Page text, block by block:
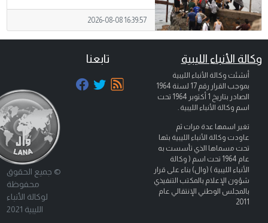
2026-08-08 16:39:57
وكالة الأنباء الليبية
أنشئت وكالة الأنباء الليبية
بموجب القرار رقم 17 لسنة 1964
الصادر بتاريخ 1 أكتوبر 1964
تحت
اسم وكالة الأنباء الليبية .
تغير اسمها عدة مرات ثم
عاودت وكالة الأنباء الليبية بثها
تحت مسماها الذي تأسست به
عام 1964 تحت اسم ( وكالة
الأنباء الليبية ) (وال) بناء على قرار
شؤون الإعلام بالمكتب التنفيذي
بالمجلس الوطني الإنتقالي عام
2011
تابعنا
© جميع الحقوق
محفوظة
لوكالة الأنباء
الليبية 2021